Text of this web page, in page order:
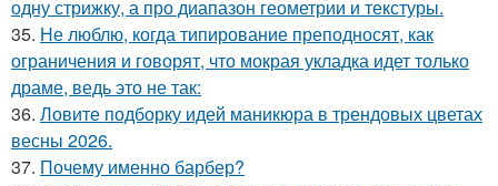
одну стрижку, а про диапазон геометрии и текстуры.
35. Не люблю, когда типирование преподносят, как
ограничения и говорят, что мокрая укладка идет только
драме, ведь это не так:
36. Ловите подборку идей маникюра в трендовых цветах
весны 2026.
37. Почему именно барбер?